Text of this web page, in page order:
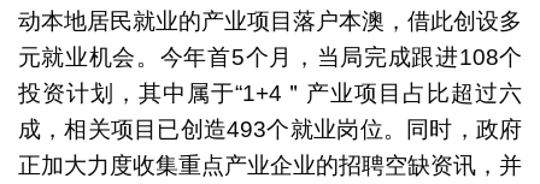
动本地居民就业的产业项目落户本澳，借此创设多
元就业机会。今年首5个月，当局完成跟进108个
投资计划，其中属于“1+4＂产业项目占比超过六
成，相关项目已创造493个就业岗位。同时，政府
正加大力度收集重点产业企业的招聘空缺资讯，并